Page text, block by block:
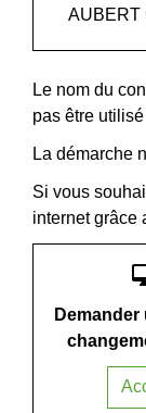
AUBERT
Le nom du
pas être
La démarche
Si vous
internet grâce